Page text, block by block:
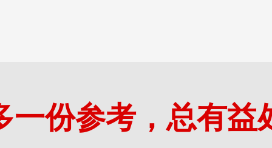
一份参考，总有益